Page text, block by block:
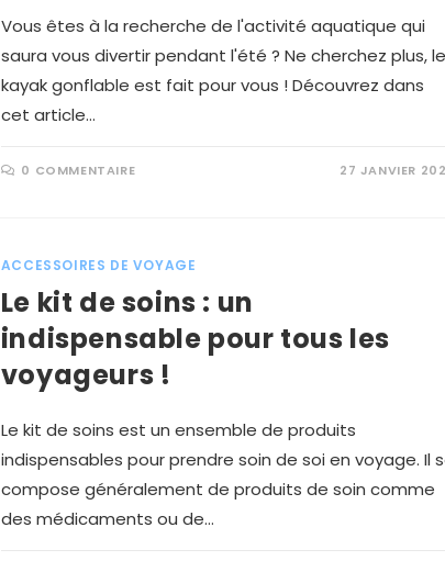
Vous êtes à la recherche de l'activité aquatique qui
saura vous divertir pendant l'été ? Ne cherchez plus, le
kayak gonflable est fait pour vous ! Découvrez dans
cet article…
0 COMMENTAIRE 27 JANVIER
ACCESSOIRES DE VOYAGE
Le kit de soins : un
indispensable pour tous les
voyageurs !
Le kit de soins est un ensemble de produits
indispensables pour prendre soin de soi en voyage. Il
compose généralement de produits de soin comme
des médicaments ou de…